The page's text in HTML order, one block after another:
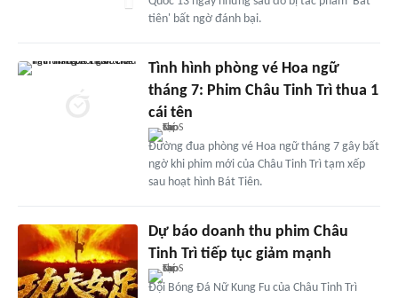
tiên' bất ngờ đánh bại.
Tình hình phòng vé Hoa ngữ
tháng 7: Phim Châu Tinh Trì thua 1
cái tên
Đường đua phòng vé Hoa ngữ tháng 7 gây bất
ngờ khi phim mới của Châu Tinh Trì tạm xếp
sau hoạt hình Bát Tiên.
Dự báo doanh thu phim Châu
Tinh Trì tiếp tục giảm mạnh
Đội Bóng Đá Nữ Kung Fu của Châu Tinh Trì